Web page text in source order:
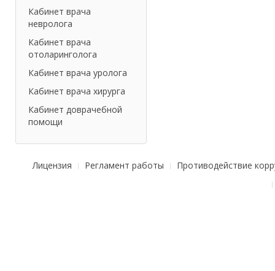
Кабинет врача
невролога
Кабинет врача
отоларинголога
Кабинет врача уролога
Кабинет врача хирурга
Кабинет доврачебной
помощи
Лицензия Регламент работы Противодействие